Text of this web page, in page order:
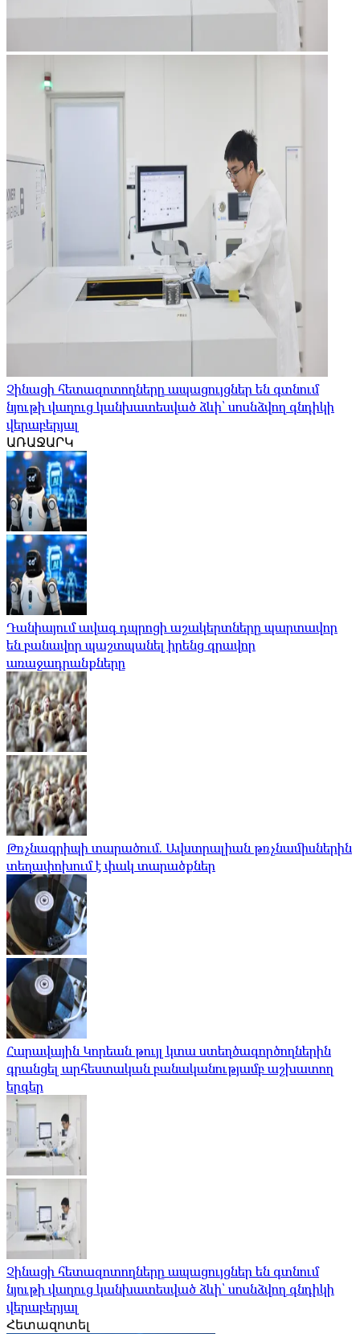
Չինացի հետազոտողները ապացույցներ են գտնում
նյութի վաղուց կանխատեսված ձևի՝ սոսնձվող գնդիկի
վերաբերյալ
ԱՌԱՋԱՐԿ
Դանիայում ավագ դպրոցի աշակերտները պարտավոր
են բանավոր պաշտպանել իրենց գրավոր
առաջադրանքները
Թռչնագրիպի տարածում. Ավստրալիան թռչնամիսներին
տեղափոխում է փակ տարածքներ
Հարավային Կորեան թույլ կտա ստեղծագործողներին
գրանցել արհեստական ​​բանականությամբ աշխատող
երգեր
Չինացի հետազոտողները ապացույցներ են գտնում
նյութի վաղուց կանխատեսված ձևի՝ սոսնձվող գնդիկի
վերաբերյալ
Հետազոտել